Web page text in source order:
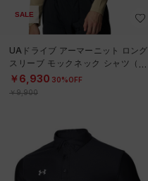
SALE
UAドライブ アーマーニット ロング
スリーブ モックネック シャツ（ゴ
ルフ/MEN）
￥6,930 30%OFF
￥9,900